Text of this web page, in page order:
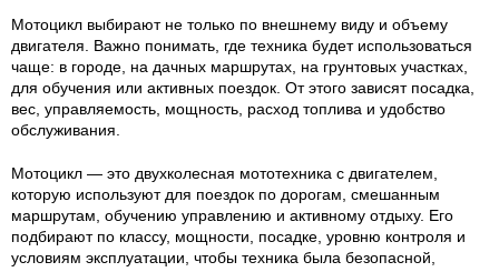
Мотоцикл выбирают не только по внешнему виду и объему
двигателя. Важно понимать, где техника будет использоваться
чаще: в городе, на дачных маршрутах, на грунтовых участках,
для обучения или активных поездок. От этого зависят посадка,
вес, управляемость, мощность, расход топлива и удобство
обслуживания.
Мотоцикл — это двухколесная мототехника с двигателем,
которую используют для поездок по дорогам, смешанным
маршрутам, обучению управлению и активному отдыху. Его
подбирают по классу, мощности, посадке, уровню контроля и
условиям эксплуатации, чтобы техника была безопасной,